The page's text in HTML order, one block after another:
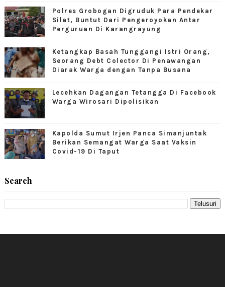
Polres Grobogan Digruduk Para Pendekar
Silat, Buntut Dari Pengeroyokan Antar
Perguruan Di Karangrayung
Ketangkap Basah Tunggangi Istri Orang,
Seorang Debt Colector Di Penawangan
Diarak Warga dengan Tanpa Busana
Lecehkan Dagangan Tetangga Di Facebook
Warga Wirosari Dipolisikan
Kapolda Sumut Irjen Panca Simanjuntak
Berikan Semangat Warga Saat Vaksin
Covid-19 Di Taput
Search